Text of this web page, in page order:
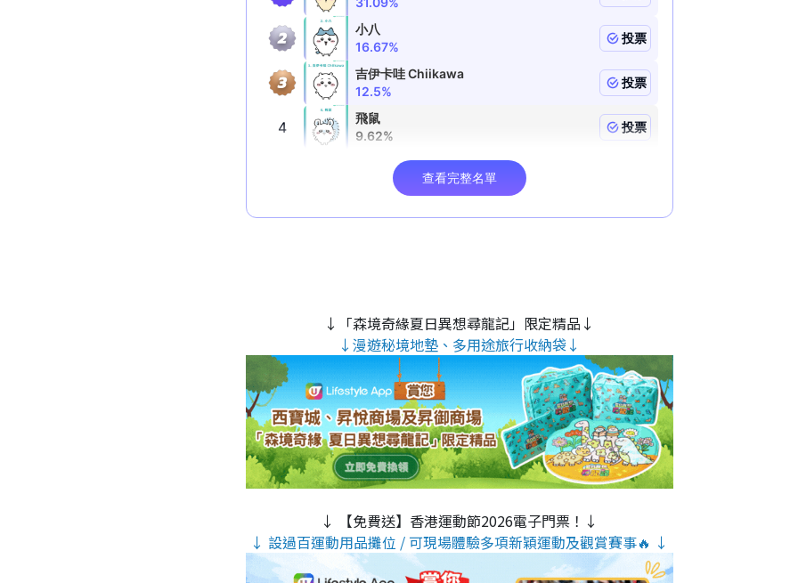
↓「森境奇緣夏日異想尋龍記」限定精品↓
↓漫遊秘境地墊、多用途旅行收納袋↓
↓ 【免費送】香港運動節2026電子門票！↓
↓ 設過百運動用品攤位 / 可現場體驗多項新穎運動及觀賞賽事🔥 ↓